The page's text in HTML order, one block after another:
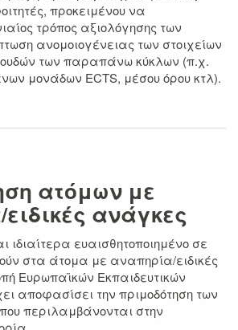
προκειμένου να
τρόπος αξιολόγησης των
ανομοιογένειας των στοιχείων
των παραπάνω κύκλων (π.χ.
μονάδων ECTS, μέσου όρου κτλ).
ατόμων με
ανάγκες
ιδιαίτερα ευαισθητοποιημένο σε
στα άτομα με αναπηρία/ειδικές
Ευρωπαϊκών Εκπαιδευτικών
αποφασίσει την πριμοδότηση των
περιλαμβάνονται στην